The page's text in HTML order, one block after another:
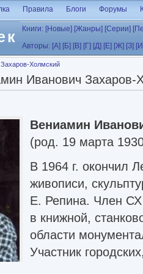
Правила Блоги Форумы
Книги: [Новые] [Жанры] [Серии]
Авторы: [А] [Б] [В] [Г] [Д] [Е] [Ж] [З]
Холмский
Иванович Захаров-
Вениамин
(род. 19 марта
В 1964 г. окончил
живописи,
Е. Репина. Член
в книжной,
области
Участник